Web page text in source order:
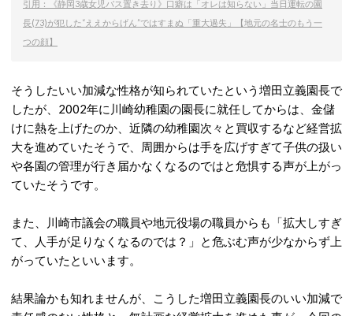
引用：《静岡3歳女児バス置き去り》口癖は「オレは知らない」当日運転の園
長(73)が犯した“ええからげん”ではすまぬ「重大過失」【地元の名士のもう一
つの顔】
そうしたいい加減な性格が知られていたという増田立義園長で
したが、2002年に川崎幼稚園の園長に就任してからは、金儲
けに熱を上げたのか、近隣の幼稚園次々と買収するなど経営拡
大を進めていたそうで、周囲からは手を広げすぎて子供の扱い
や各園の管理が行き届かなくなるのではと危惧する声が上がっ
ていたそうです。
また、川崎市議会の職員や地元役場の職員からも「拡大しすぎ
て、人手が足りなくなるのでは？」と危ぶむ声が少なからず上
がっていたといいます。
結果論かも知れませんが、こうした増田立義園長のいい加減で